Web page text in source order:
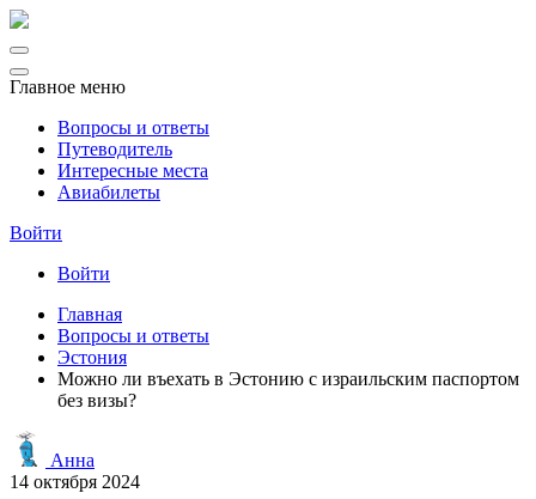
Главное меню
Вопросы и ответы
Путеводитель
Интересные места
Авиабилеты
Войти
Войти
Главная
Вопросы и ответы
Эстония
Можно ли въехать в Эстонию с израильским паспортом
без визы?
Анна
14 октября 2024